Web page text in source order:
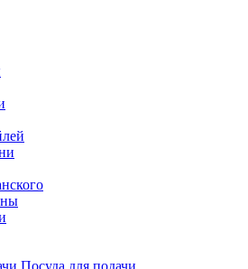
Посуда для подачи